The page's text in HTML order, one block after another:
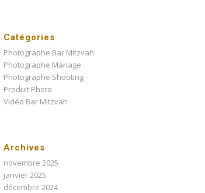
Catégories
Photographe Bar Mitzvah
Photographe Mariage
Photographe Shooting
Produit Photo
Vidéo Bar Mitzvah
Archives
novembre 2025
janvier 2025
décembre 2024